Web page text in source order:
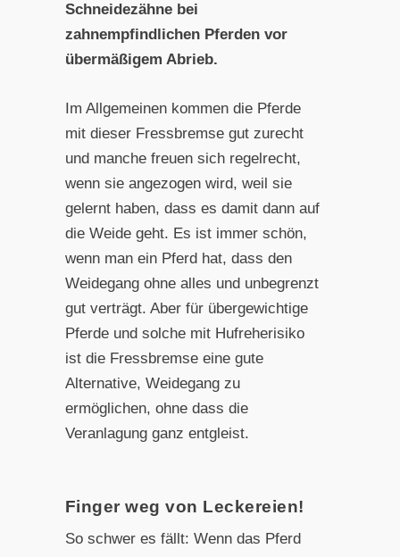
Schneidezähne bei
zahnempfindlichen Pferden vor
übermäßigem Abrieb.
Im Allgemeinen kommen die Pferde
mit dieser Fressbremse gut zurecht
und manche freuen sich regelrecht,
wenn sie angezogen wird, weil sie
gelernt haben, dass es damit dann auf
die Weide geht. Es ist immer schön,
wenn man ein Pferd hat, dass den
Weidegang ohne alles und unbegrenzt
gut verträgt. Aber für übergewichtige
Pferde und solche mit Hufreherisiko
ist die Fressbremse eine gute
Alternative, Weidegang zu
ermöglichen, ohne dass die
Veranlagung ganz entgleist.
Finger weg von Leckereien!
So schwer es fällt: Wenn das Pferd